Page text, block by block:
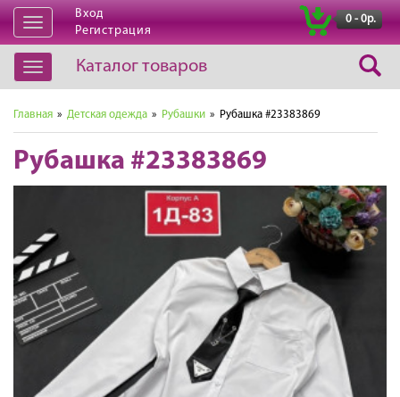
Открыть
навигацию
Вход
Регистрация
0 - 0р.
Открыть
навигацию
Каталог товаров
Главная » Детская одежда » Рубашки » Рубашка #23383869
Рубашка #23383869